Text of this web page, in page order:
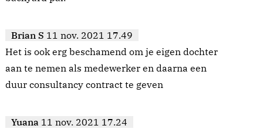
Brian S 11 nov. 2021 17.49
Het is ook erg beschamend om je eigen dochter
aan te nemen als medewerker en daarna een
duur consultancy contract te geven
Yuana 11 nov. 2021 17.24